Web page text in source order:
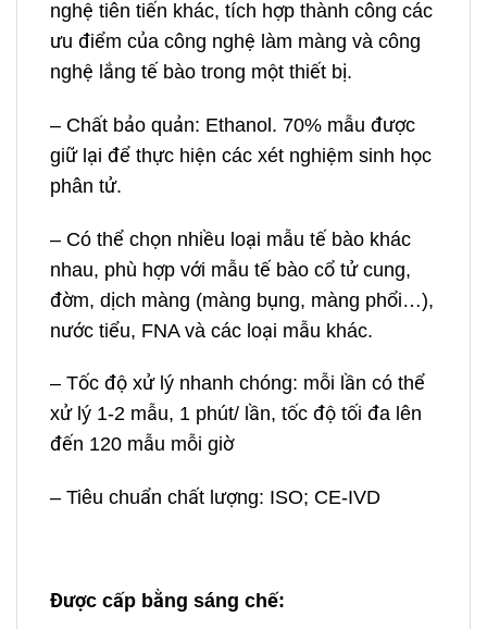
nghệ tiên tiến khác, tích hợp thành công các
ưu điểm của công nghệ làm màng và công
nghệ lắng tế bào trong một thiết bị.
– Chất bảo quản: Ethanol. 70% mẫu được
giữ lại để thực hiện các xét nghiệm sinh học
phân tử.
– Có thể chọn nhiều loại mẫu tế bào khác
nhau, phù hợp với mẫu tế bào cổ tử cung,
đờm, dịch màng (màng bụng, màng phổi…),
nước tiểu, FNA và các loại mẫu khác.
– Tốc độ xử lý nhanh chóng: mỗi lần có thể
xử lý 1-2 mẫu, 1 phút/ lần, tốc độ tối đa lên
đến 120 mẫu mỗi giờ
– Tiêu chuẩn chất lượng: ISO; CE-IVD
Được cấp bằng sáng chế: